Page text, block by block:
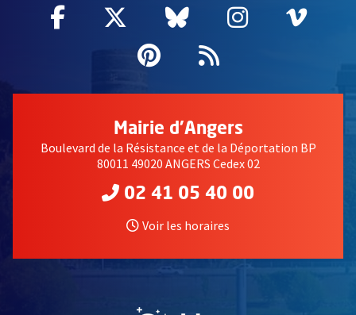
Facebook
, Ouvre une nouvelle fenêtre
Twitter
, Ouvre une nouvelle
Bluesky
, Ouvre une
Instagram
, Ouvre
,
Pinterest
, Ouvre une
Flux RSS
Mairie d'Angers
Boulevard de la Résistance et de la Déportation BP
80011 49020 ANGERS Cedex 02
02 41 05 40 00
Voir les horaires